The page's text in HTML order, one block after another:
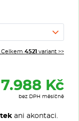
Celkem 4521 variant >>
7.988 Kč
bez DPH měsíčně
ani akontaci.